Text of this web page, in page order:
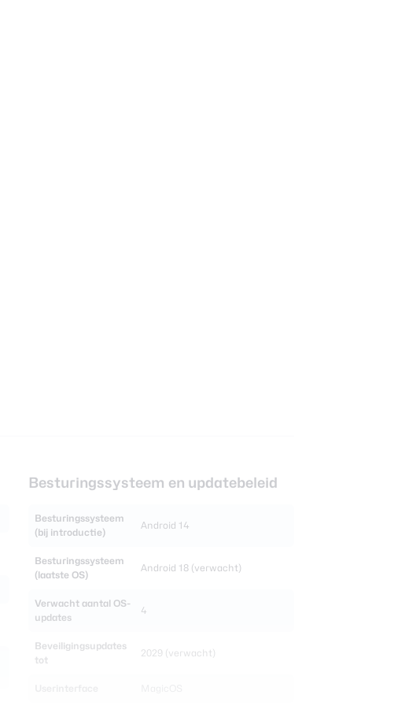
Besturingssysteem en updatebeleid
Besturingssysteem
(bij introductie)
Android 14
Besturingssysteem
(laatste OS)
Android 18 (verwacht)
Verwacht aantal OS-
updates
4
Beveiligingsupdates
tot
2029 (verwacht)